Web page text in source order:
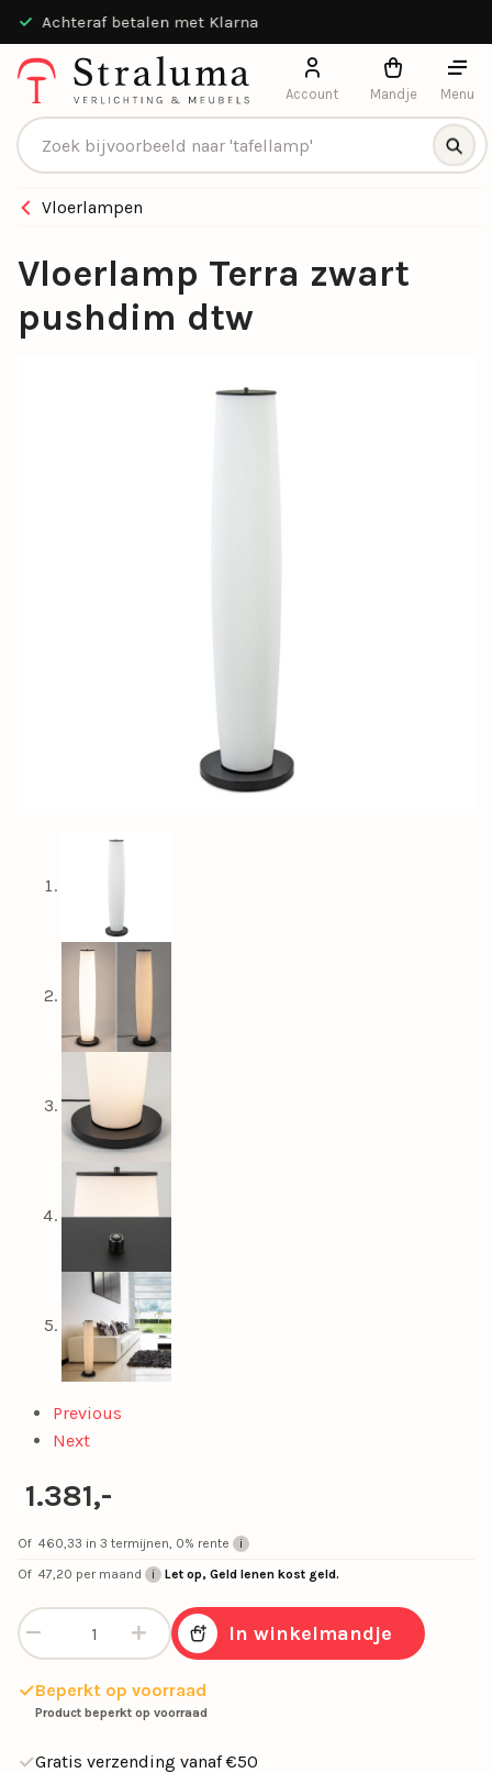
Achteraf betalen met Klarna
Producten zoeken
Account Mandje Menu
Vloerlampen
Vloerlamp Terra zwart
pushdim dtw
Previous
Next
1.381,-
Of 460,33 in 3 termijnen, 0% rente
Of 47,20 per maand Let op, Geld lenen kost geld.
Vloerlamp Terra zwart pushdim dtw aantal
In winkelmandje
Beperkt op voorraad
Product beperkt op voorraad
Gratis verzending vanaf €50